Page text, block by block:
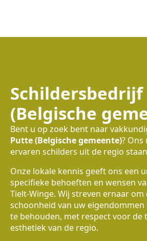
(Belgische
Bent u op zoek bent naar
Putte (Belgische gemeente)? Ons
ervaren schilders uit de regio
Onze lokale kennis geeft ons een
specifieke behoeften en wensen
Tielt-Winge. Wij streven ernaar
schoonheid van uw
te behouden, met respect voor de
esthetiek van de regio.